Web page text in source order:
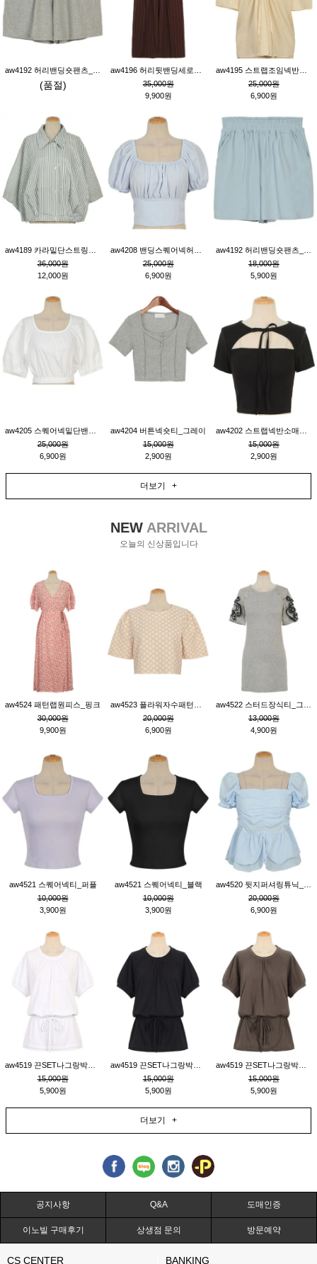
(품절)
35,000원
9,900원
25,000원
6,900원
36,000원
12,000원
25,000원
6,900원
18,000원
5,900원
25,000원
6,900원
aw4204 버튼넥숏티_그레이
15,000원
2,900원
15,000원
2,900원
더보기 +
NEWARRIVAL
오늘의 신상품입니다
aw4524 패턴랩원피스_핑크
30,000원
9,900원
20,000원
6,900원
13,000원
4,900원
aw4521 스퀘어넥티_퍼플
10,000원
3,900원
aw4521 스퀘어넥티_블랙
10,000원
3,900원
20,000원
6,900원
15,000원
5,900원
15,000원
5,900원
15,000원
5,900원
더보기 +
공지사항 Q&A 도매인증
이노빌 구매후기 상생점 문의 방문예약
CS CENTER BANKING